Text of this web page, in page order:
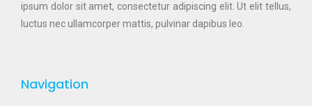
ipsum dolor sit amet, consectetur adipiscing elit. Ut elit tellus,
luctus nec ullamcorper mattis, pulvinar dapibus leo.
Navigation